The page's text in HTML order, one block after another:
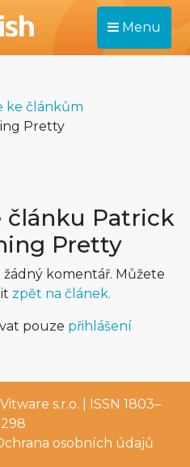
Menu
ke článkům
Pretty
článku Patrick
Pretty
komentář. Můžete
zpět na článek.
pouze přihlášení
Vitware s.r.o. | ISSN 1803–
osobních údajů